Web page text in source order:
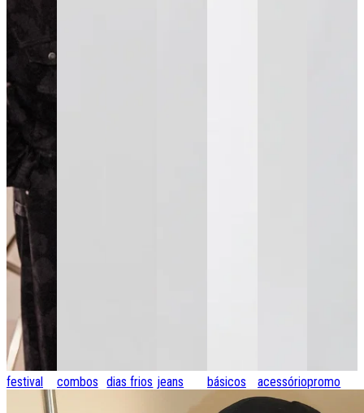
festival combos dias frios jeans básicos acessóriospromo